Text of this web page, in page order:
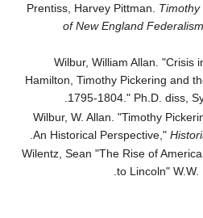
Prentiss, Harvey Pittman. Timothy
of New England
Wilbur, William Allan. "Crisis
Hamilton, Timothy Pickering and
1795-1804." Ph.D. diss,
Wilbur, W. Allan. "Timothy
An Historical Perspective,"
Wilentz, Sean "The Rise of
to Lincoln" W.W.